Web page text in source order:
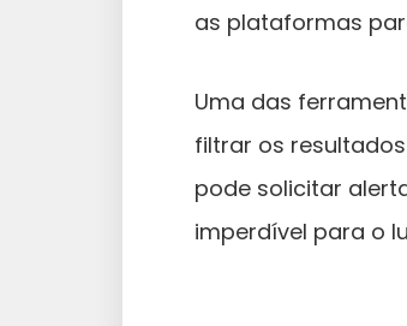
as plataformas
Uma das
filtrar os
pode solicitar
imperdível para o